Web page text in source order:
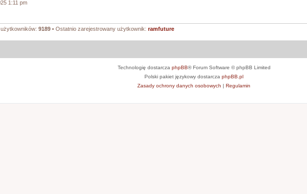
1:11 pm
9189 • Ostatnio zarejestrowany użytkownik: ramfuture
Technologię dostarcza phpBB® Forum Software © phpBB Limited
Polski pakiet językowy dostarcza phpBB.pl
Zasady ochrony danych osobowych | Regulamin